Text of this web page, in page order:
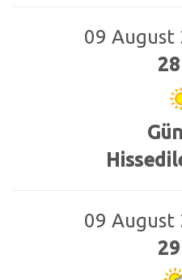
09 August
09 August